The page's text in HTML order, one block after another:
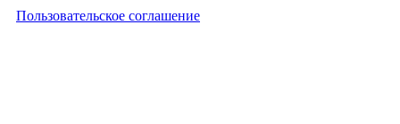
Пользовательское соглашение